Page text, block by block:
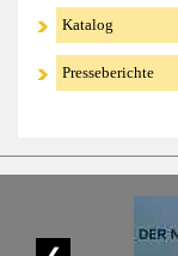
Katalog
Presseberichte